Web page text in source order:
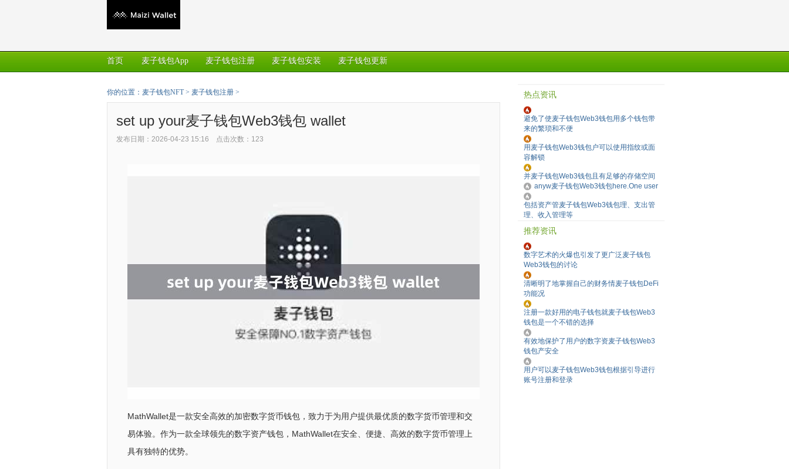
首页 麦子钱包App 麦子钱包注册 麦子钱包安装 麦子钱包更新
你的位置： 麦子钱包NFT> 麦子钱包注册 >
set up your麦子钱包Web3钱包 wallet
发布日期：2026-04-23 15:16 点击次数：123
MathWallet是一款安全高效的加密数字货币钱包，致力于为用户提供最优质的数字货币管理和交
易体验。作为一款全球领先的数字资产钱包，MathWallet在安全、便捷、高效的数字货币管理上
具有独特的优势。
热点资讯
避免了使麦子钱包Web3钱包用多个钱包带
来的繁琐和不便
用麦子钱包Web3钱包户可以使用指纹或面
容解锁
并麦子钱包Web3钱包且有足够的存储空间
anyw麦子钱包Web3钱包here.One user
包括资产管麦子钱包Web3钱包理、支出管
理、收入管理等
推荐资讯
数字艺术的火爆也引发了更广泛麦子钱包
Web3钱包的讨论
清晰明了地掌握自己的财务情麦子钱包DeFi
功能况
注册一款好用的电子钱包就麦子钱包Web3
钱包是一个不错的选择
有效地保护了用户的数字资麦子钱包Web3
钱包产安全
用户可以麦子钱包Web3钱包根据引导进行
账号注册和登录